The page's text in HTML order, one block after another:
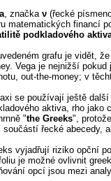
, značkaν (řecké
matematických financí
podkladového
grafu je vidět,
Vega je nejnižší
out-the-money; v
se používají ještě
aktiva, rho jako
"the Greeks",
součástí řecké abecedy,
vyjadřují riziko opční
je možné ovlivnit
opcí jsou mezi